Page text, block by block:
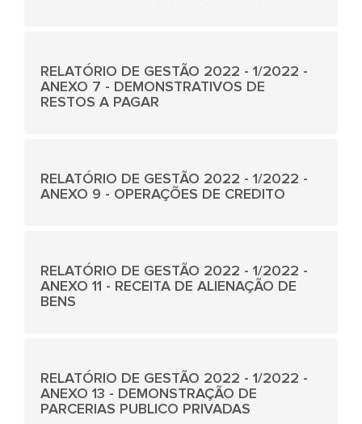
RELATÓRIO DE GESTÃO 2022 - 1/2022 -
ANEXO 7 - DEMONSTRATIVOS DE
RESTOS A PAGAR
RELATÓRIO DE GESTÃO 2022 - 1/2022 -
ANEXO 9 - OPERAÇÕES DE CREDITO
RELATÓRIO DE GESTÃO 2022 - 1/2022 -
ANEXO 11 - RECEITA DE ALIENAÇÃO DE
BENS
RELATÓRIO DE GESTÃO 2022 - 1/2022 -
ANEXO 13 - DEMONSTRAÇÃO DE
PARCERIAS PUBLICO PRIVADAS